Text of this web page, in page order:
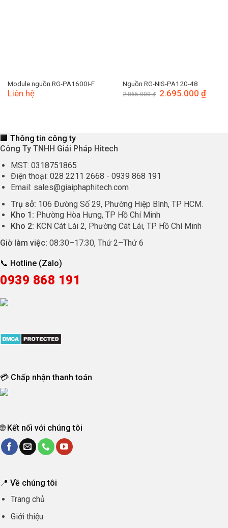
Module nguồn RG-PA1600I-F
Liên hệ
Nguồn RG-NIS-PA120-48
2.865.000₫ Giá
gốc
2.695.000 ₫Giá
🏢 Thông tin công ty
Công Ty TNHH Giải Pháp Hitech
MST: 0318751865
Điện thoại: 028 2211 2668 - 0939 868 191
Email: sales@giaiphaphitech.com
Trụ sở: 106 Đường Số 29, Phường Hiệp Bình, TP HCM.
Kho 1: Phường Hòa Hưng, TP Hồ Chí Minh
Kho 2: KCN Cát Lái 2, Phường Cát Lái, TP Hồ Chí Minh
Giờ làm việc: 08:30–17:30, Thứ 2–Thứ 6
📞 Hotline (Zalo)
0939 868 191
💳 Chấp nhận thanh toán
🌐 Kết nối với chúng tôi
📍 Về chúng tôi
Trang chủ
Giới thiệu